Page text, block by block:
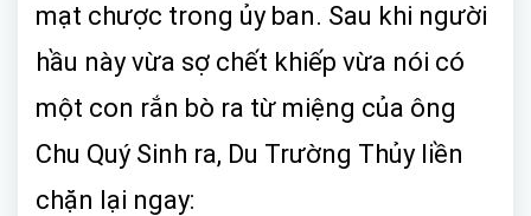
mạt chược trong ủy ban. Sau khi người
hầu này vừa sợ chết khiếp vừa nói có
một con rắn bò ra từ miệng của ông
Chu Quý Sinh ra, Du Trường Thủy liền
chặn lại ngay: